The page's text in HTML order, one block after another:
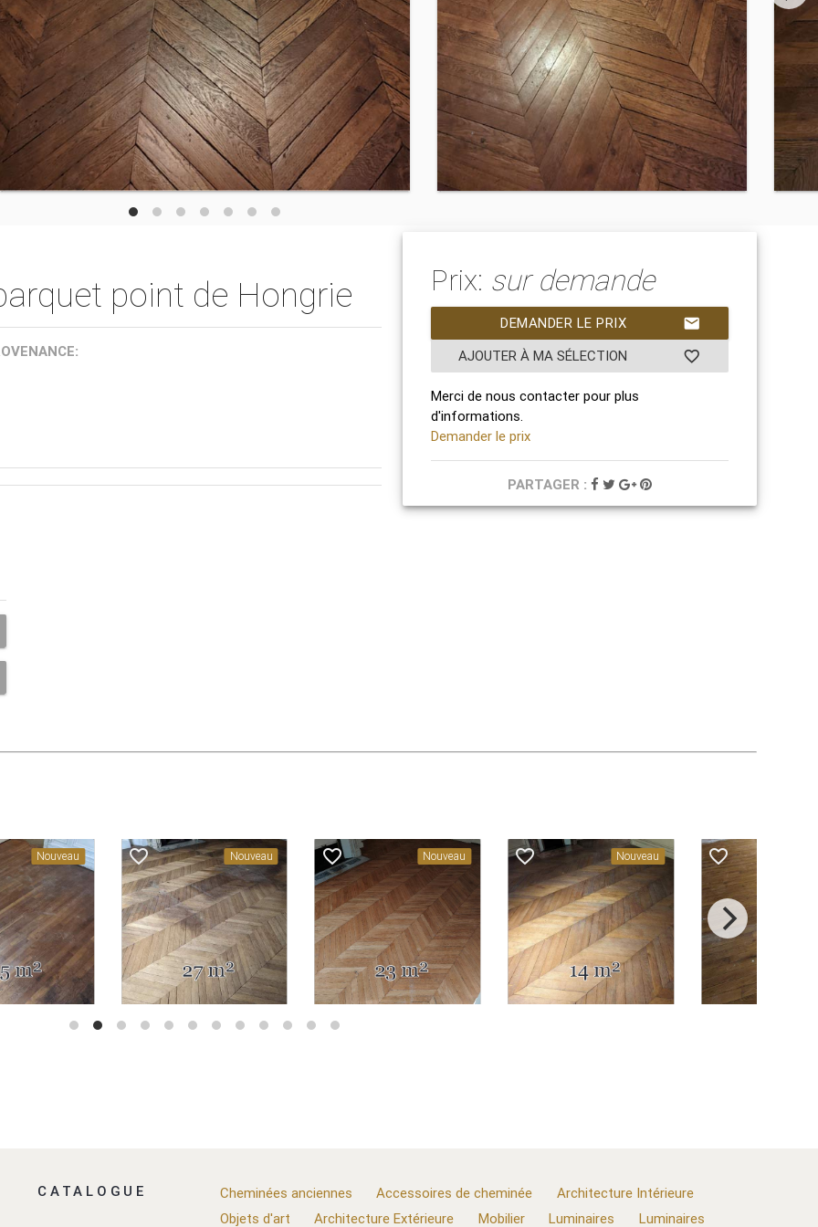
point de Hongrie Prix: sur demande
mail
DEMANDER LE PRIX
favorite_border
AJOUTER À MA SÉLECTION
Merci de nous contacter pour plus
d'informations.
Demander le prix
PARTAGER :
Nouveau favorite_border Nouveau favorite_border Nouveau favorite_border Nouveau
CATALOGUE Cheminées anciennes Accessoires de cheminée
Architecture Intérieure
Objets d'art
Architecture Extérieure Mobilier Luminaires
Luminaires